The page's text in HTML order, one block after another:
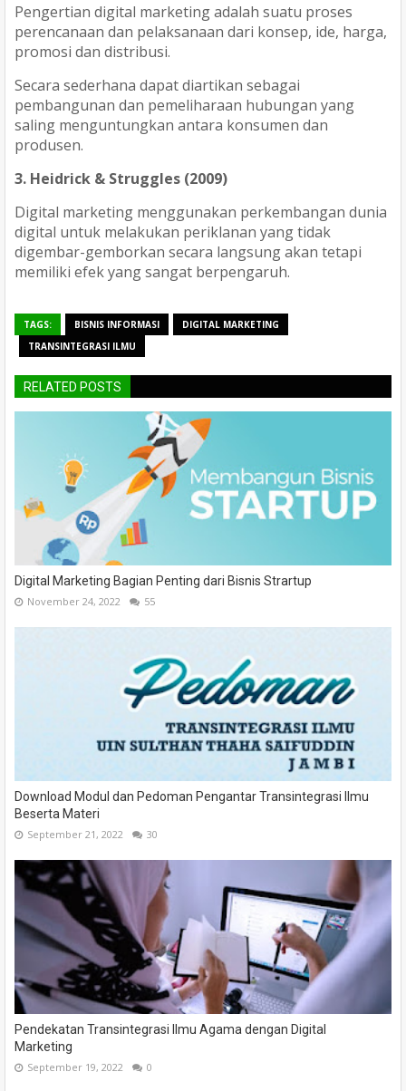
Pengertian digital marketing adalah suatu proses
perencanaan dan pelaksanaan dari konsep, ide, harga,
promosi dan distribusi.
Secara sederhana dapat diartikan sebagai
pembangunan dan pemeliharaan hubungan yang
saling menguntungkan antara konsumen dan
produsen.
3. Heidrick & Struggles (2009)
Digital marketing menggunakan perkembangan dunia
digital untuk melakukan periklanan yang tidak
digembar-gemborkan secara langsung akan tetapi
memiliki efek yang sangat berpengaruh.
TAGS: BISNIS INFORMASI
DIGITAL MARKETING
TRANSINTEGRASI ILMU
RELATED POSTS
Digital Marketing Bagian Penting dari Bisnis Strartup
November 24, 2022 55
Download Modul dan Pedoman Pengantar Transintegrasi Ilmu
Beserta Materi
September 21, 2022 30
Pendekatan Transintegrasi Ilmu Agama dengan Digital
Marketing
September 19, 2022 0